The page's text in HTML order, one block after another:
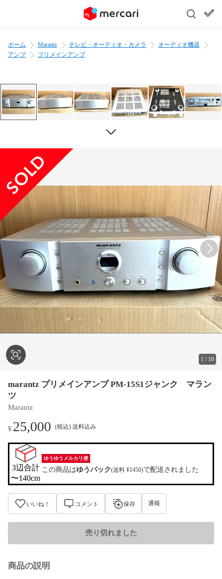
ホーム Marantz テレビ・オーディオ・カメラ
オーディオ機器
アンプ
プリメインアンプ
1 / 10
marantz プリメインアンプ PM-15S1ジャンク マラン
ツ
Marantz
¥25,000 (税込) 送料込み
3辺合計
〜140cm
ゆうゆうメルカリ便
この商品はゆうパック(送料 ¥1450)で配送されました
いいね！ コメント 保存 通報
売り切れました
商品の説明